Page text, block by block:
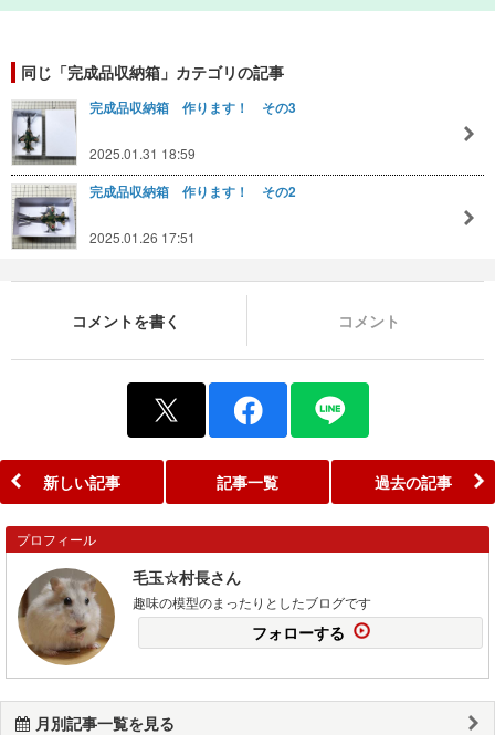
同じ「完成品収納箱」カテゴリの記事
完成品収納箱 作ります！ その3
2025.01.31 18:59
完成品収納箱 作ります！ その2
2025.01.26 17:51
コメントを書く コメント
新しい記事 記事一覧 過去の記事
プロフィール
毛玉☆村長さん
趣味の模型のまったりとしたブログです
フォローする
月別記事一覧を見る